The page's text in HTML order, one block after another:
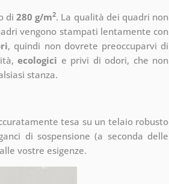
di280 g/m2. La qualità dei quadri non
vengono stampati lentamente con
, quindi non dovrete preoccuparvi di
ecologici e privi di odori, che non
stanza.
tesa su un telaio robusto
di sospensione (a seconda delle
vostre esigenze.